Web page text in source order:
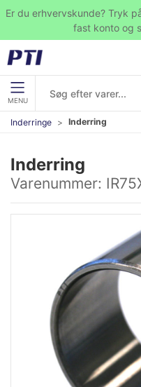
Er du erhvervskunde? Tryk
fast konto og
MENU
Inderringe Inderring
Inderring
Varenummer: